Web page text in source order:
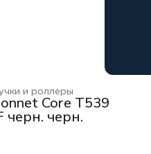
и роллеры
Core T539
черн. черн.